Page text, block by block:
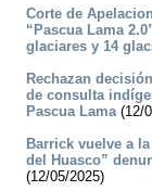
Corte de
“Pascua Lama
glaciares y 14
Rechazan
de consulta
Pascua Lama(12/
Barrick vuelve a
del Huasco”
(12/05/2025)